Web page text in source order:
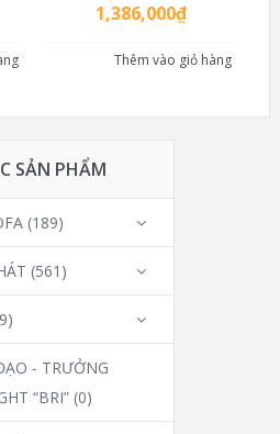
1,386,000₫
Thêm vào giỏ hàng
SẢN PHẨM
(189)
(561)
- TRƯỞNG
“BRI” (0)